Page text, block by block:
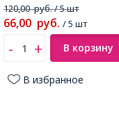
120,00руб./ 5 шт
66,00 руб. / 5 шт
В корзину
В избранное